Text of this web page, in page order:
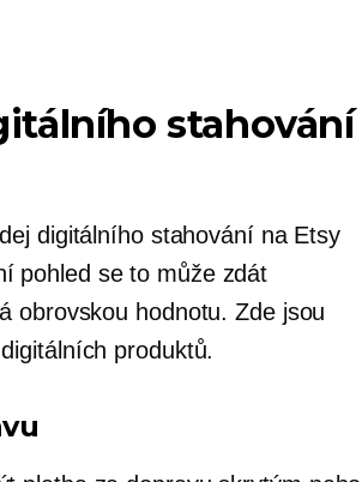
stahování
digitálního stahování na Etsy
pohled se to může zdát
obrovskou hodnotu. Zde jsou
produktů.